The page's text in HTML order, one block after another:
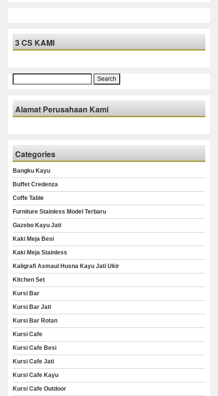
3 CS KAMI
Search
for:
Alamat Perusahaan Kami
Categories
Bangku Kayu
Buffet Credenza
Coffe Table
Furniture Stainless Model Terbaru
Gazebo Kayu Jati
Kaki Meja Besi
Kaki Meja Stainless
Kaligrafi Asmaul Husna Kayu Jati Ukir
Kitchen Set
Kursi Bar
Kursi Bar Jati
Kursi Bar Rotan
Kursi Cafe
Kursi Cafe Besi
Kursi Cafe Jati
Kursi Cafe Kayu
Kursi Cafe Outdoor